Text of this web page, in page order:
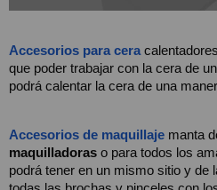
Accesorios para cera
que poder trabajar con la cera de
podrá calentar la cera de una
Accesorios de maquillaje manta
maquilladoras o para todos los
podrá tener en un mismo sitio y de